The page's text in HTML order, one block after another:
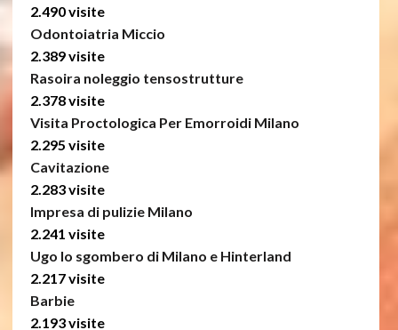
2.490 visite
Odontoiatria Miccio
2.389 visite
Rasoira noleggio tensostrutture
2.378 visite
Visita Proctologica Per Emorroidi Milano
2.295 visite
Cavitazione
2.283 visite
Impresa di pulizie Milano
2.241 visite
Ugo lo sgombero di Milano e Hinterland
2.217 visite
Barbie
2.193 visite